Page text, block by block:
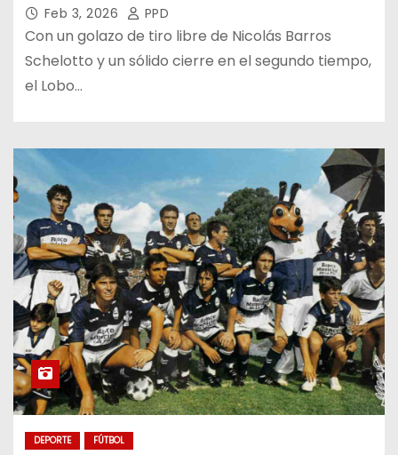
Feb 3, 2026 PPD
Con un golazo de tiro libre de Nicolás Barros
Schelotto y un sólido cierre en el segundo tiempo,
el Lobo…
DEPORTE FÚTBOL